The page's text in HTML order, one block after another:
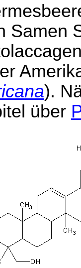
Samen
).
über